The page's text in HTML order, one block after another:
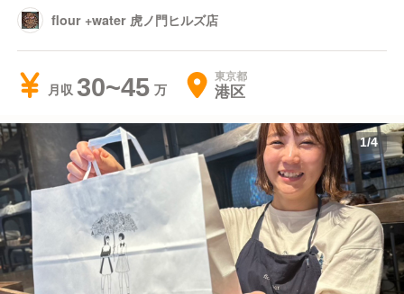
flour +water 虎ノ門ヒルズ店
月収 30~45 東京都
港区
1/4